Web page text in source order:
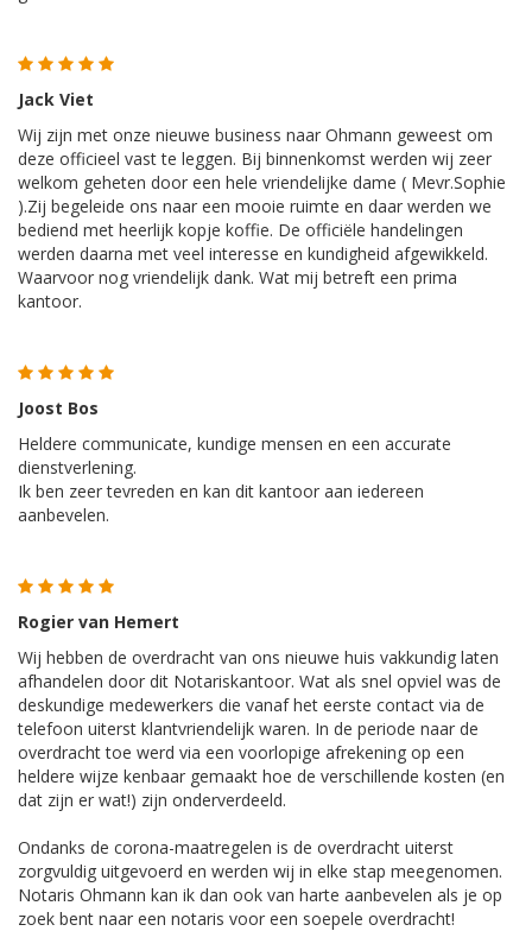
Jack Viet
Wij zijn met onze nieuwe business naar Ohmann geweest om
deze officieel vast te leggen. Bij binnenkomst werden wij zeer
welkom geheten door een hele vriendelijke dame ( Mevr.Sophie
).Zij begeleide ons naar een mooie ruimte en daar werden we
bediend met heerlijk kopje koffie. De officiële handelingen
werden daarna met veel interesse en kundigheid afgewikkeld.
Waarvoor nog vriendelijk dank. Wat mij betreft een prima
kantoor.
Joost Bos
Heldere communicate, kundige mensen en een accurate
dienstverlening.
Ik ben zeer tevreden en kan dit kantoor aan iedereen
aanbevelen.
Rogier van Hemert
Wij hebben de overdracht van ons nieuwe huis vakkundig laten
afhandelen door dit Notariskantoor. Wat als snel opviel was de
deskundige medewerkers die vanaf het eerste contact via de
telefoon uiterst klantvriendelijk waren. In de periode naar de
overdracht toe werd via een voorlopige afrekening op een
heldere wijze kenbaar gemaakt hoe de verschillende kosten (en
dat zijn er wat!) zijn onderverdeeld.
Ondanks de corona-maatregelen is de overdracht uiterst
zorgvuldig uitgevoerd en werden wij in elke stap meegenomen.
Notaris Ohmann kan ik dan ook van harte aanbevelen als je op
zoek bent naar een notaris voor een soepele overdracht!